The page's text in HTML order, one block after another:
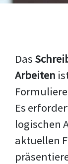
Das
Arbeiten
Es
logischen
aktuellen